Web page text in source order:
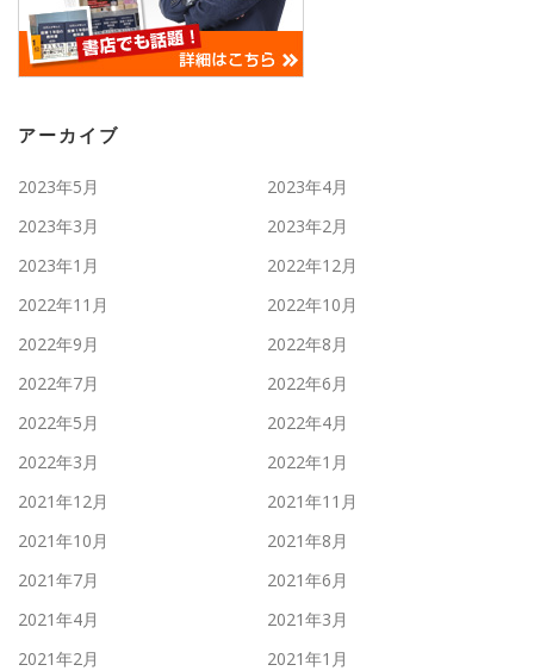
アーカイブ
2023年5月
2023年4月
2023年3月
2023年2月
2023年1月
2022年12月
2022年11月
2022年10月
2022年9月
2022年8月
2022年7月
2022年6月
2022年5月
2022年4月
2022年3月
2022年1月
2021年12月
2021年11月
2021年10月
2021年8月
2021年7月
2021年6月
2021年4月
2021年3月
2021年2月
2021年1月